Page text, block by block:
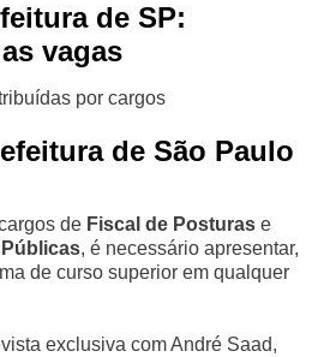
de SP:
vagas
por cargos
de São Paulo
de Fiscal de Posturas e
, é necessário apresentar,
de curso superior em qualquer
exclusiva com André Saad,